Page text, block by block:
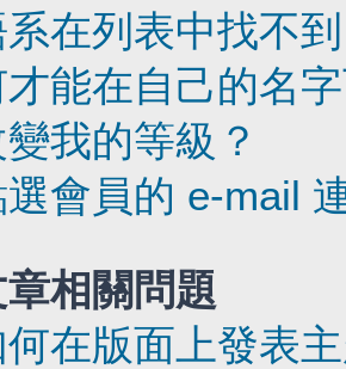
在列表中找不
能在自己的名
我的等級？
會員的 e-mail
相關問題
在版面上發表